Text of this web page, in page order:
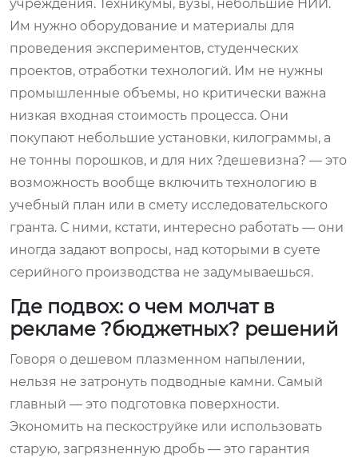
учреждения. Техникумы, вузы, небольшие НИИ.
Им нужно оборудование и материалы для
проведения экспериментов, студенческих
проектов, отработки технологий. Им не нужны
промышленные объемы, но критически важна
низкая входная стоимость процесса. Они
покупают небольшие установки, килограммы, а
не тонны порошков, и для них ?дешевизна? — это
возможность вообще включить технологию в
учебный план или в смету исследовательского
гранта. С ними, кстати, интересно работать — они
иногда задают вопросы, над которыми в суете
серийного производства не задумываешься.
Где подвох: о чем молчат в
рекламе ?бюджетных? решений
Говоря о дешевом плазменном напылении,
нельзя не затронуть подводные камни. Самый
главный — это подготовка поверхности.
Экономить на пескоструйке или использовать
старую, загрязненную дробь — это гарантия